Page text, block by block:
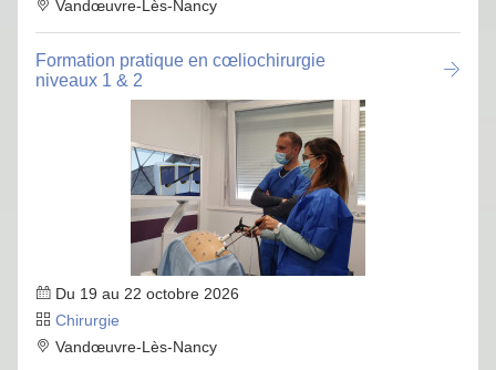
Vandœuvre-Lès-Nancy
Formation pratique en cœliochirurgie
niveaux 1 & 2
Du 19 au 22 octobre 2026
Chirurgie
Vandœuvre-Lès-Nancy